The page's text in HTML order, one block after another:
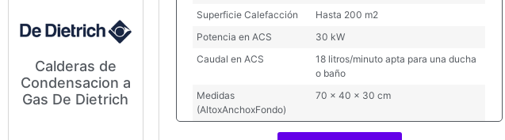
Calderas de
Condensacion a
Gas De Dietrich
Modelos y Precios de
Calderas de Condensación a
Superficie Calefacción
Hasta 200 m2
Potencia en ACS
30 kW
Caudal en ACS
18 litros/minuto apta para una ducha
o baño
Medidas
(AltoxAnchoxFondo)
70 x 40 x 30 cm